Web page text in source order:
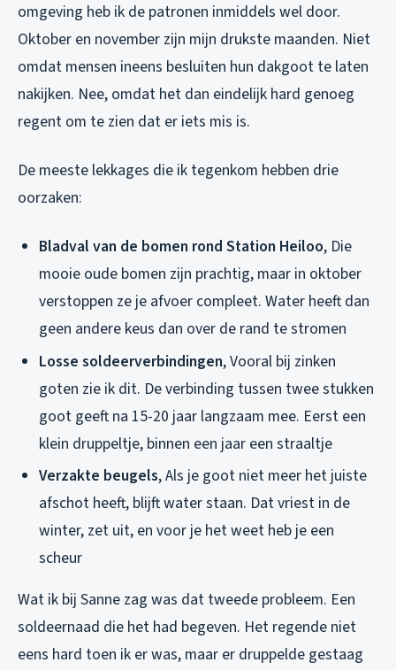
omgeving heb ik de patronen inmiddels wel door.
Oktober en november zijn mijn drukste maanden. Niet
omdat mensen ineens besluiten hun dakgoot te laten
nakijken. Nee, omdat het dan eindelijk hard genoeg
regent om te zien dat er iets mis is.
De meeste lekkages die ik tegenkom hebben drie
oorzaken:
Bladval van de bomen rond Station Heiloo, Die
mooie oude bomen zijn prachtig, maar in oktober
verstoppen ze je afvoer compleet. Water heeft dan
geen andere keus dan over de rand te stromen
Losse soldeerverbindingen, Vooral bij zinken
goten zie ik dit. De verbinding tussen twee stukken
goot geeft na 15-20 jaar langzaam mee. Eerst een
klein druppeltje, binnen een jaar een straaltje
Verzakte beugels, Als je goot niet meer het juiste
afschot heeft, blijft water staan. Dat vriest in de
winter, zet uit, en voor je het weet heb je een
scheur
Wat ik bij Sanne zag was dat tweede probleem. Een
soldeernaad die het had begeven. Het regende niet
eens hard toen ik er was, maar er druppelde gestaag